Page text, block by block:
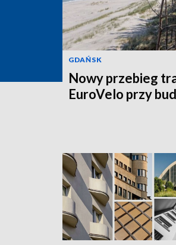
GDAŃSK
Nowy przebieg
EuroVelo przy